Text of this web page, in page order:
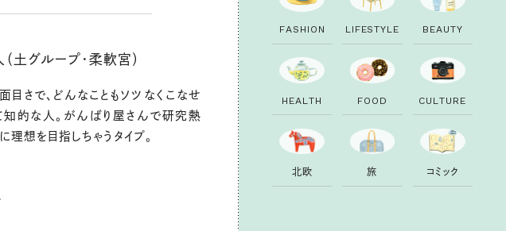
土グループ・柔軟宮）
さで、どんなこともソツなくこなせ
知的な人。がんばり屋さんで研究熱
理想を目指しちゃうタイプ。
FAS H I O N LI FESTYLE B EAUTY
H EALTH FO O D CU LTU RE
北欧 旅 コ ミ ック